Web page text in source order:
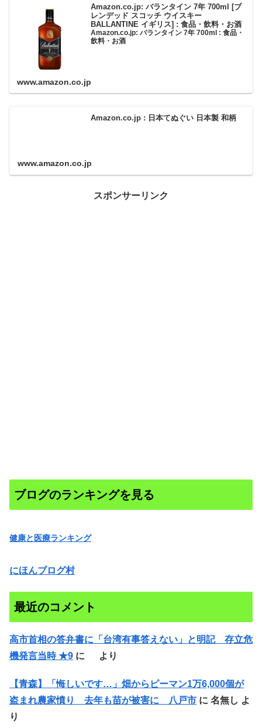
Amazon.co.jp: バランタイン 7年 700ml [ブ
レンデッド スコッチ ウイスキー
BALLANTINE イギリス] : 食品・飲料・お酒
Amazon.co.jp: バランタイン 7年 700ml : 食品・
飲料・お酒
www.amazon.co.jp
Amazon.co.jp : 日本てぬぐい 日本製 和柄
www.amazon.co.jp
スポンサーリンク
ブログのランキングを見る
健康と医療ランキング
にほんブログ村
最近のコメント
高市首相の答弁書に「台湾有事答えない」と明記 存立危
機発言当時 ★9 に より
【青森】「悔しいです…」畑からピーマン1万6,000個が
盗まれ農家憤り 去年も苗が被害に 八戸市 に 名無し よ
り